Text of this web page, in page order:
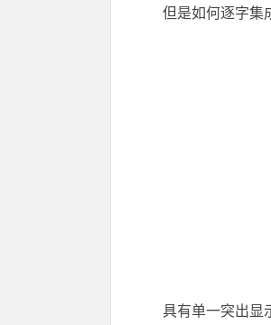
但是如何逐字集
具有单一突出显